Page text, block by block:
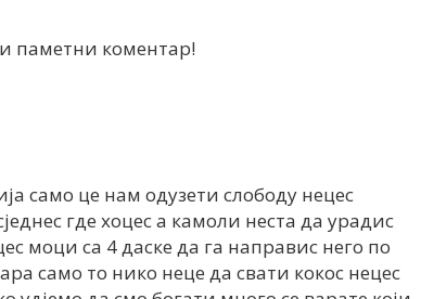
паметни коментар!
само це нам одузети слободу нецес
где хоцес а камоли неста да урадис
моци са 4 даске да га направис него по
само то нико неце да свати кокос нецес